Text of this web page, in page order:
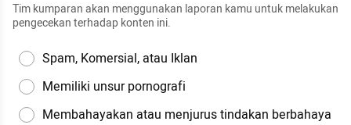
Tim kumparan akan menggunakan laporan kamu untuk melakukan
pengecekan terhadap konten ini.
Spam, Komersial, atau Iklan
Memiliki unsur pornografi
Membahayakan atau menjurus tindakan berbahaya